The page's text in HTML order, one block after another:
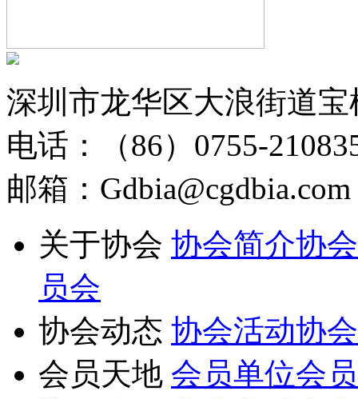
深圳市龙华区大浪街道
电话：（86）0755-
邮箱：Gdbia@cgdbia.com
关于协会 协会简介协
员会
协会动态 协会活动协
会员天地 会员单位会